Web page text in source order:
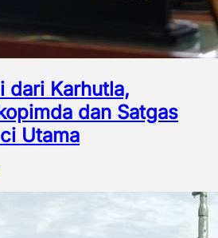
dari Karhutla,
dan Satgas
Utama